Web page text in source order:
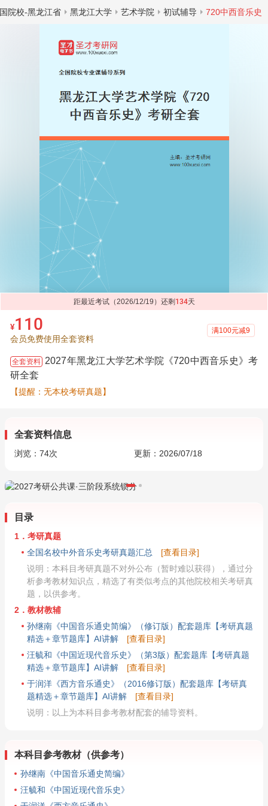
院校-黑龙江省 黑龙江大学 艺术学院 初试辅导 720中西音乐史
距最近考试（2026/12/19）还剩 134天
¥110
会员免费使用全套资料
满100元减9
全套资料 2027年黑龙江大学艺术学院《720中西音乐史》考
研全套
【提醒：无本校考研真题】
全套资料信息
浏览： 74次 更新：2026/07/18
目录
1．考研真题
全国名校中外音乐史考研真题汇总
[查看目录]
说明：本科目考研真题不对外公布（暂时难以获得），通过分
析参考教材知识点，精选了有类似考点的其他院校相关考研真
题，以供参考。
2．教材教辅
孙继南《中国音乐通史简编》（修订版）配套题库【考研真题
精选＋章节题库】AI讲解
[查看目录]
汪毓和《中国近现代音乐史》（第3版）配套题库【考研真题
精选＋章节题库】AI讲解
[查看目录]
于润洋《西方音乐通史》（2016修订版）配套题库【考研真
题精选＋章节题库】AI讲解
[查看目录]
说明：以上为本科目参考教材配套的辅导资料。
本科目参考教材（供参考）
孙继南《中国音乐通史简编》
汪毓和《中国近现代音乐史》